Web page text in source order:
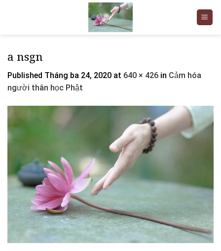
a nsgn
Published Tháng ba 24, 2020 at 640 × 426 in Cảm hóa
người thân học Phật